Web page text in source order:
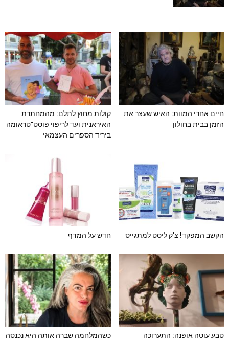
חיים אחרי המוות: האיש שעצר את
הזמן בבית בחולון
קולות מחוץ לתלם: מהמחתרת
האיראנית ועד לריפוי פוסט־טראומה
ביריד הספרים העצמאי
הקשב המפקד! צ'ק ליסט למתגייס חדש על המדף
טבע עוטה אופנה: התערוכה
כשהמלחמה שברה אותה היא נכנסה